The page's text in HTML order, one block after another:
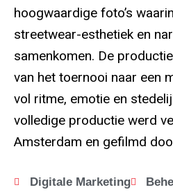
hoogwaardige foto’s
streetwear-esthetiek en
samenkomen. De
van het toernooi naar een
vol ritme, emotie en
volledige productie werd
Amsterdam en gefilmd
Digitale Marketing